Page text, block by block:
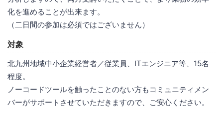
化を進めることが出来ます。
（二日間の参加は必須ではございません）
対象
北九州地域中小企業経営者／従業員、ITエンジニア等、15名
程度。
ノーコードツールを触ったことのない方もコミュニティメン
バーがサポートさせていただきますので、ご安心ください。